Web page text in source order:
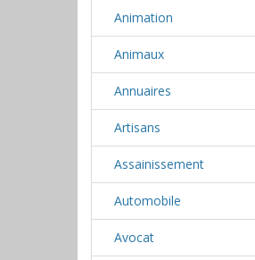
Animation
Animaux
Annuaires
Artisans
Assainissement
Automobile
Avocat